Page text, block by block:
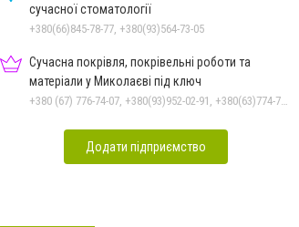
сучасної стоматології
+380(66)845-78-77, +380(93)564-73-05
Сучасна покрівля, покрівельні роботи та
матеріали у Миколаєві під ключ
Додати підприємство